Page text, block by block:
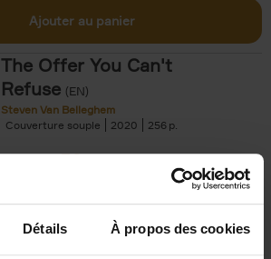
Détails À propos des cookies
Ajouter au panier
The Offer You Can't
Refuse (EN)
Steven Van Belleghem
Couverture souple
2020 256
€37,50